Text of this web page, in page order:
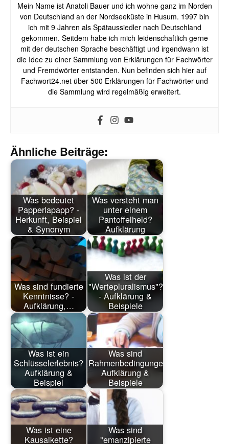
Mein Name ist Anatoli Bauer und ich wohne ganz im Norden
von Deutschland an der Nordseeküste in Husum. 1997 bin
ich mit 9 Jahren als Spätaussiedler nach Deutschland
gekommen. Seitdem habe ich mich leidenschaftlich gerne
mit der deutschen Sprache beschäftigt und irgendwann ist
die Idee zu einer Sammlung von Erklärungen für Fachwörter
und Fremdwörter entstanden. Nun befinden sich hier auf
Fachwort24.net über 500 Erklärungen für Fachwörter und
die Sammlung wird regelmäßig erweitert.
Ähnliche Beiträge:
Was bedeutet
Papperlapapp? -
Herkunft, Beispiel
& Synonym
Was versteht man
unter einem
Pantoffelheld?
Aufklärung
Was sind fundierte
Kenntnisse? -
Aufklärung,…
Was ist der
"Wertepluralismus"?
- Aufklärung &
Beispiele
Was ist ein
Schlüsselerlebnis?
Aufklärung &
Beispiel
Was sind
Rahmenbedingungen?
Aufklärung &
Beispiele
Was ist eine
Kausalkette?
Was sind
"emanzipierte